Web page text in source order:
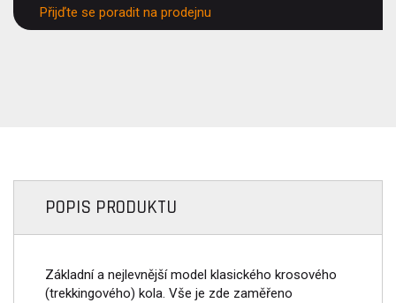
Přijďte se poradit na prodejnu
POPIS PRODUKTU
Základní a nejlevnější model klasického krosového
(trekkingového) kola. Vše je zde zaměřeno